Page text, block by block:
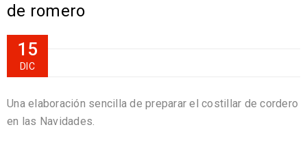
de romero
15
DIC
Una elaboración sencilla de preparar el costillar de cordero
en las Navidades.